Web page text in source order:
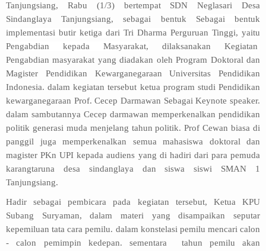
Tanjungsiang, Rabu (1/3) bertempat SDN Neglasari Desa
Sindanglaya Tanjungsiang, sebagai bentuk Sebagai bentuk
implementasi butir ketiga dari Tri Dharma Perguruan Tinggi, yaitu
Pengabdian kepada Masyarakat, dilaksanakan Kegiatan
Pengabdian masyarakat yang diadakan oleh Program Doktoral dan
Magister Pendidikan Kewarganegaraan Universitas Pendidikan
Indonesia. dalam kegiatan tersebut ketua program studi Pendidikan
kewarganegaraan Prof. Cecep Darmawan Sebagai Keynote speaker.
dalam sambutannya Cecep darmawan memperkenalkan pendidikan
politik generasi muda menjelang tahun politik. Prof Cewan biasa di
panggil juga memperkenalkan semua mahasiswa doktoral dan
magister PKn UPI kepada audiens yang di hadiri dari para pemuda
karangtaruna desa sindanglaya dan siswa siswi SMAN 1
Tanjungsiang.
Hadir sebagai pembicara pada kegiatan tersebut, Ketua KPU
Subang Suryaman, dalam materi yang disampaikan seputar
kepemiluan tata cara pemilu. dalam konstelasi pemilu mencari calon
- calon pemimpin kedepan. sementara tahun pemilu akan